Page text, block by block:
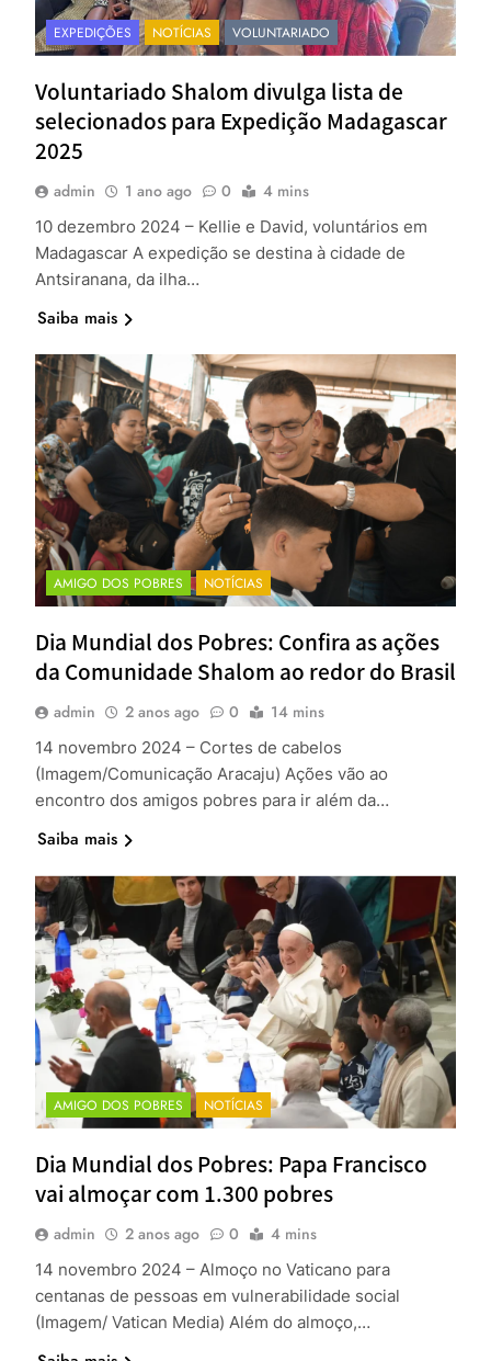
EXPEDIÇÕES NOTÍCIAS VOLUNTARIADO
Voluntariado Shalom divulga lista de
selecionados para Expedição Madagascar
2025
admin 1 ano ago 0 4 mins
10 dezembro 2024 – Kellie e David, voluntários em
Madagascar A expedição se destina à cidade de
Antsiranana, da ilha…
Saiba mais
AMIGO DOS POBRES NOTÍCIAS
Dia Mundial dos Pobres: Confira as ações
da Comunidade Shalom ao redor do Brasil
admin 2 anos ago 0 14 mins
14 novembro 2024 – Cortes de cabelos
(Imagem/Comunicação Aracaju) Ações vão ao
encontro dos amigos pobres para ir além da…
Saiba mais
AMIGO DOS POBRES NOTÍCIAS
Dia Mundial dos Pobres: Papa Francisco
vai almoçar com 1.300 pobres
admin 2 anos ago 0 4 mins
14 novembro 2024 – Almoço no Vaticano para
centanas de pessoas em vulnerabilidade social
(Imagem/ Vatican Media) Além do almoço,…